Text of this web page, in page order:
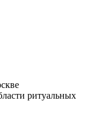
ритуальных